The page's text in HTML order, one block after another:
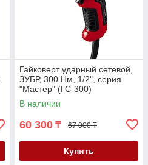
Гайковерт ударный сетевой,
ЗУБР, 300 Нм, 1/2", серия
"Мастер" (ГС-300)
В наличии
60 300 ₸ 67 000 ₸
Купить